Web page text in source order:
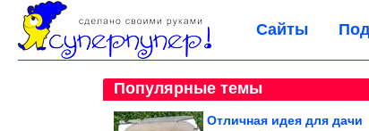
Сайты
Популярные темы
Отличная идея для дачи